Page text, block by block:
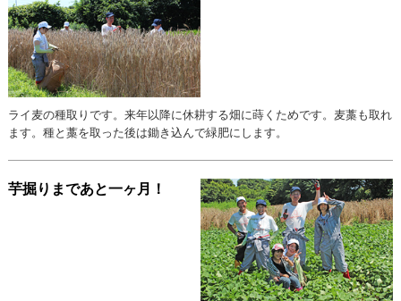
ライ麦の種取りです。来年以降に休耕する畑に蒔くためです。麦藁も取れ
ます。種と藁を取った後は鋤き込んで緑肥にします。
芋掘りまであと一ヶ月！